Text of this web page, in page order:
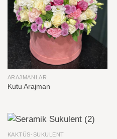
ARAJMANLAR
Kutu Arajman
KAKTÜS-SUKULENT